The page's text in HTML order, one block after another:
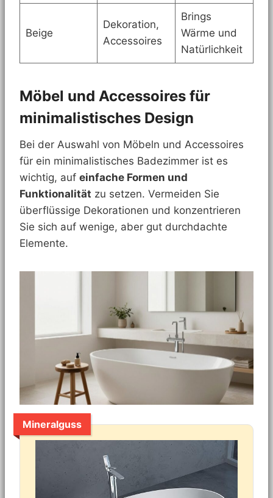
Beige
Dekoration,
Accessoires
Brings
Wärme und
Natürlichkeit
Möbel und Accessoires für
minimalistisches Design
Bei der Auswahl von Möbeln und Accessoires
für ein minimalistisches Badezimmer ist es
wichtig, auf einfache Formen und
Funktionalität zu setzen. Vermeiden Sie
überflüssige Dekorationen und konzentrieren
Sie sich auf wenige, aber gut durchdachte
Elemente.
Mineralguss